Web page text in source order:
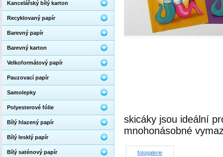
skicáky jsou ideální
mnohonásobné
fotogalerie
Kancelářský bílý karton
Recyklovaný papír
Barevný papír
Barevný karton
Velkoformátový papír
Pauzovací papír
Samolepky
Polyesterové fólie
Bílý hlazený papír
Bílý lesklý papír
Bílý saténový papír